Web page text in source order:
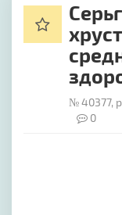
№ 40377,
0